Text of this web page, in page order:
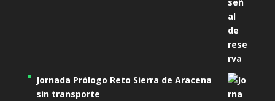
Jornada Prólogo Reto Sierra de Aracena
sin transporte